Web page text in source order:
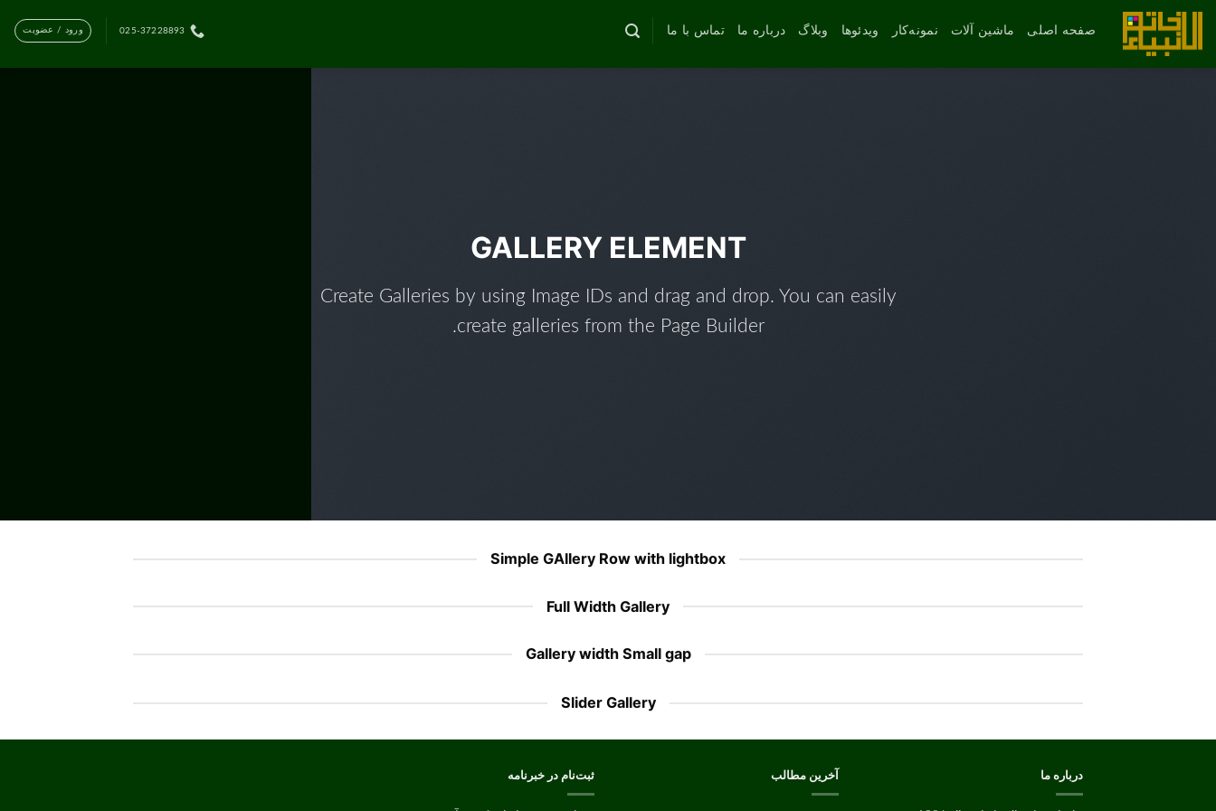
محتوا
صفحه اصلی ماشین آلات نمونه‌کار ویدئوها وبلاگ درباره ما تماس با ما 025-37228893 ورود / عضویت
GALLERY ELEMENT
Create Galleries by using Image IDs and drag and drop. You can easily
create galleries from the Page Builder.
Simple GAllery Row with lightbox
Full Width Gallery
Gallery width Small gap
Slider Gallery
درباره ما آخرین مطالب ثبت‌نام در خبرنامه